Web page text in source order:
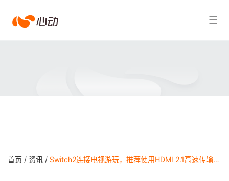
爱搜索结果
首页 / 资讯 / Switch2连接电视游玩，推荐使用HDMI 2.1高速传输线 - 爱游戏APP体育官网